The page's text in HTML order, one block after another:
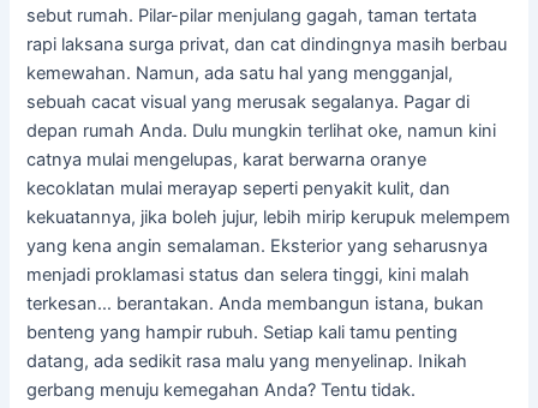
sebut rumah. Pilar-pilar menjulang gagah, taman tertata
rapi laksana surga privat, dan cat dindingnya masih berbau
kemewahan. Namun, ada satu hal yang mengganjal,
sebuah cacat visual yang merusak segalanya. Pagar di
depan rumah Anda. Dulu mungkin terlihat oke, namun kini
catnya mulai mengelupas, karat berwarna oranye
kecoklatan mulai merayap seperti penyakit kulit, dan
kekuatannya, jika boleh jujur, lebih mirip kerupuk melempem
yang kena angin semalaman. Eksterior yang seharusnya
menjadi proklamasi status dan selera tinggi, kini malah
terkesan… berantakan. Anda membangun istana, bukan
benteng yang hampir rubuh. Setiap kali tamu penting
datang, ada sedikit rasa malu yang menyelinap. Inikah
gerbang menuju kemegahan Anda? Tentu tidak.